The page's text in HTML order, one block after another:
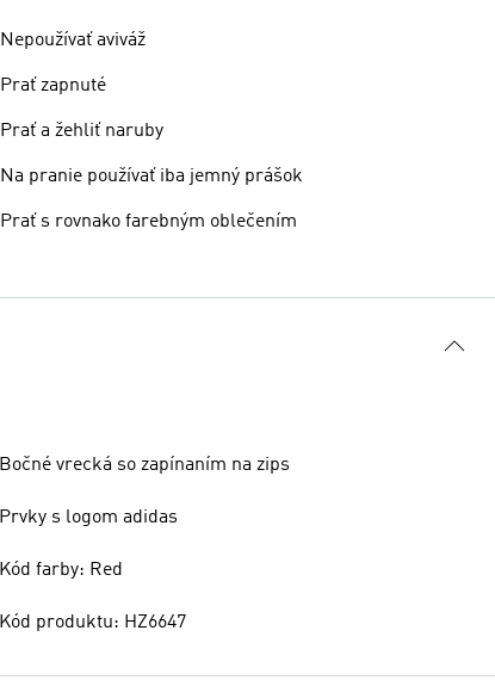
Nepoužívať aviváž
Prať zapnuté
Prať a žehliť naruby
Na pranie používať iba jemný prášok
Prať s rovnako farebným oblečením
Bočné vrecká so zapínaním na zips
Prvky s logom adidas
Kód farby: Red
Kód produktu: HZ6647